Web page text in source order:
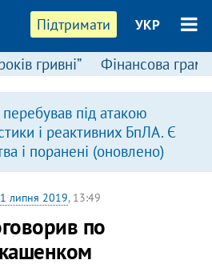
Підтримати УКР
гривні” Фінансова
перебував під атакою
і реактивних БпЛА. Є
і поранені (оновлено)
липня 2019, 13:49
по